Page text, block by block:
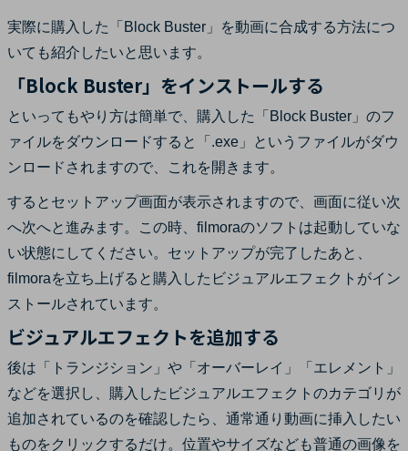
実際に購入した「Block Buster」を動画に合成する方法につ
いても紹介したいと思います。
「Block Buster」をインストールする
といってもやり方は簡単で、購入した「Block Buster」のフ
ァイルをダウンロードすると「.exe」というファイルがダウ
ンロードされますので、これを開きます。
するとセットアップ画面が表示されますので、画面に従い次
へ次へと進みます。この時、filmoraのソフトは起動していな
い状態にしてください。セットアップが完了したあと、
filmoraを立ち上げると購入したビジュアルエフェクトがイン
ストールされています。
ビジュアルエフェクトを追加する
後は「トランジション」や「オーバーレイ」「エレメント」
などを選択し、購入したビジュアルエフェクトのカテゴリが
追加されているのを確認したら、通常通り動画に挿入したい
ものをクリックするだけ。位置やサイズなども普通の画像を